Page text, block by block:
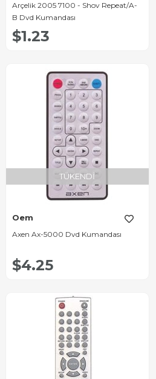
Arçelik 2005 7100 - Shov Repeat/A-
B Dvd Kumandası
$1.23
TÜKENDI
Oem
Axen Ax-5000 Dvd Kumandası
$4.25